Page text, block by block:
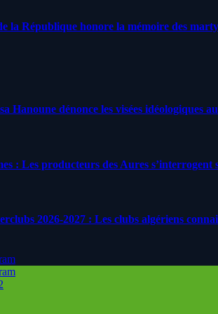
la République honore la mémoire des
Hanoune dénonce les visées idéologiques
: Les producteurs des Aures
2026-2027 : Les clubs algériens